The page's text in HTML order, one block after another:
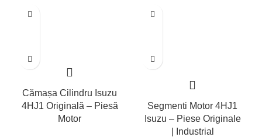
Cămașa Cilindru Isuzu
4HJ1 Originală – Piesă
Motor
Segmenti Motor 4HJ1
Isuzu – Piese Originale
| Industrial